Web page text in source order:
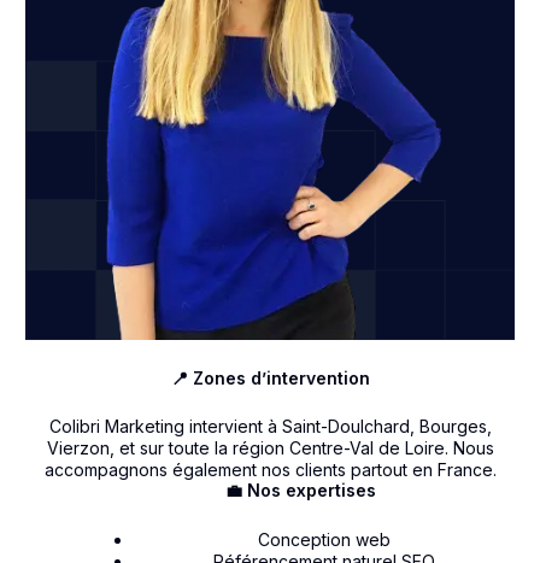
💼 Nos expertises
Conception web
📍 Zones d’intervention
Colibri Marketing intervient à Saint-Doulchard, Bourges,
Vierzon, et sur toute la région Centre-Val de Loire. Nous
accompagnons également nos clients partout en France.